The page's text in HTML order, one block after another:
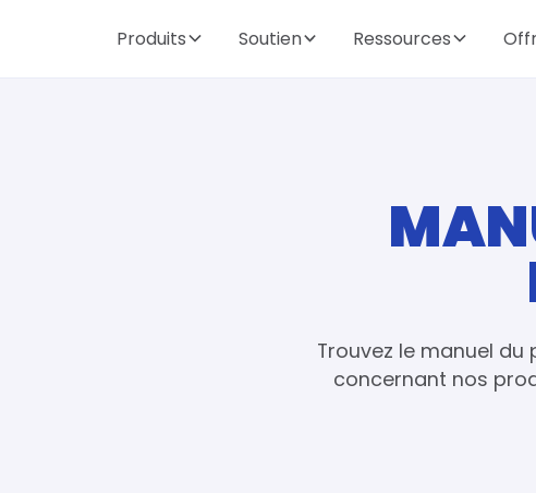
Produits Soutien Ressources
Trouvez le manuel du
concernant nos